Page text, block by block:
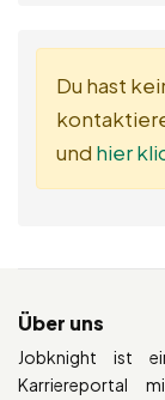
Du hast
und hier
Über uns
Jobknight ist
Karriereportal